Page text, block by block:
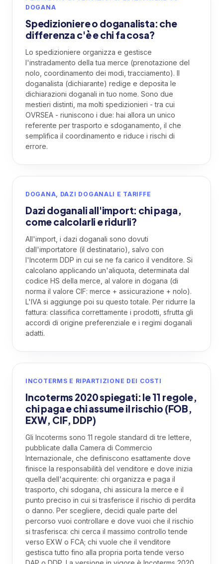
DOGANA
Spedizioniere o doganalista: che
differenza c'è e chi fa cosa?
Lo spedizioniere organizza e gestisce
l'instradamento della tua merce (prenotazione del
nolo, coordinamento dei modi, tracciamento). Il
doganalista (dichiarante) redige e deposita le
dichiarazioni doganali in tuo nome. Sono due
mestieri distinti, ma molti spedizionieri - tra cui
OVRSEA - riuniscono i due: hai allora un unico
referente per trasporto e sdoganamento, il che
semplifica il coordinamento e riduce i rischi di
errore.
DOGANA, DAZI DOGANALI E TARIFFE
Dazi doganali all'import: chi paga,
come calcolarli e ridurli?
All'import, i dazi doganali sono dovuti
dall'importatore (il destinatario), salvo con
l'Incoterm DDP in cui se ne fa carico il venditore. Si
calcolano applicando un'aliquota, determinata dal
codice HS della merce, al valore in dogana (di
norma il valore CIF: merce + assicurazione + nolo).
L'IVA si aggiunge poi su questo totale. Per ridurre la
fattura: classifica correttamente i prodotti, sfrutta gli
accordi di origine preferenziale e i regimi doganali
adatti.
INCOTERMS E RIPARTIZIONE DEI COSTI
Incoterms 2020 spiegati: le 11 regole,
chi paga e chi assume il rischio (FOB,
EXW, CIF, DDP)
Gli Incoterms sono 11 regole standard di tre lettere,
pubblicate dalla Camera di Commercio
Internazionale, che definiscono esattamente dove
finisce la responsabilità del venditore e dove inizia
quella dell'acquirente: chi organizza e paga il
trasporto, chi sdogana, chi assicura la merce e il
punto preciso in cui si trasferisce il rischio di perdita
o danno. Per scegliere, decidi quale parte del
percorso vuoi controllare e dove vuoi che il rischio
si trasferisca: chi cerca il massimo controllo tende
verso EXW o FCA; chi vuole che il venditore
gestisca tutto fino alla propria porta tende verso